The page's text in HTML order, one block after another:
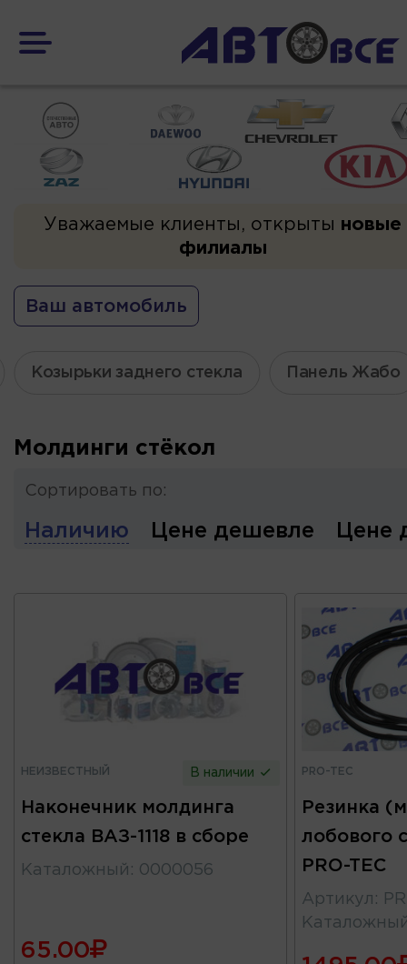
Уважаемые клиенты, открыты новые
филиалы
Ваш автомобиль
Козырьки заднего стекла Панель Жабо
Молдинги стёкол
Сортировать по:
Наличию Цене дешевле Цене
НЕИЗВЕСТНЫЙ В наличии
Наконечник молдинга
стекла ВАЗ-1118 в сборе
Каталожный : 0000056
65.00
PRO-TEC
Резинка
лобового
PRO-TEC
Артикул :